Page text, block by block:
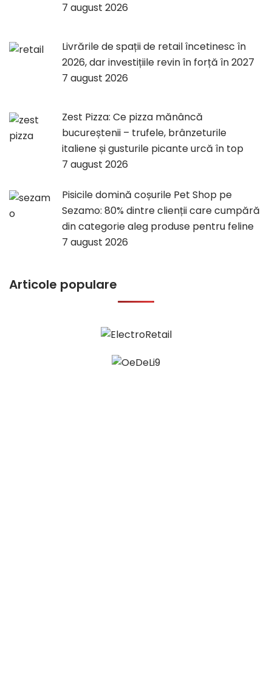
7 august 2026
Livrările de spații de retail încetinesc în
2026, dar investițiile revin în forță în 2027
7 august 2026
Zest Pizza: Ce pizza mănâncă
bucureștenii – trufele, brânzeturile
italiene și gusturile picante urcă în top
7 august 2026
Pisicile domină coșurile Pet Shop pe
Sezamo: 80% dintre clienții care cumpără
din categorie aleg produse pentru feline
7 august 2026
Articole populare